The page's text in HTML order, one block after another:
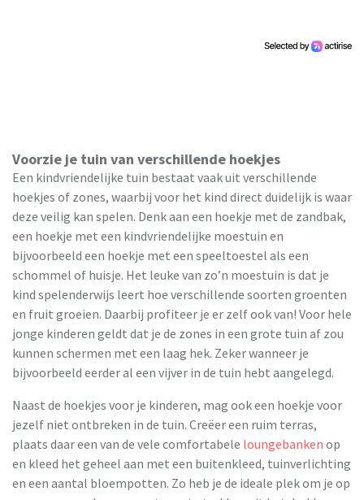
Voorzie je tuin van verschillende hoekjes
Een kindvriendelijke tuin bestaat vaak uit verschillende
hoekjes of zones, waarbij voor het kind direct duidelijk is waar
deze veilig kan spelen. Denk aan een hoekje met de zandbak,
een hoekje met een kindvriendelijke moestuin en
bijvoorbeeld een hoekje met een speeltoestel als een
schommel of huisje. Het leuke van zo’n moestuin is dat je
kind spelenderwijs leert hoe verschillende soorten groenten
en fruit groeien. Daarbij profiteer je er zelf ook van! Voor hele
jonge kinderen geldt dat je de zones in een grote tuin af zou
kunnen schermen met een laag hek. Zeker wanneer je
bijvoorbeeld eerder al een vijver in de tuin hebt aangelegd.
Naast de hoekjes voor je kinderen, mag ook een hoekje voor
jezelf niet ontbreken in de tuin. Creëer een ruim terras,
plaats daar een van de vele comfortabele loungebanken op
en kleed het geheel aan met een buitenkleed, tuinverlichting
en een aantal bloempotten. Zo heb je de ideale plek om je op